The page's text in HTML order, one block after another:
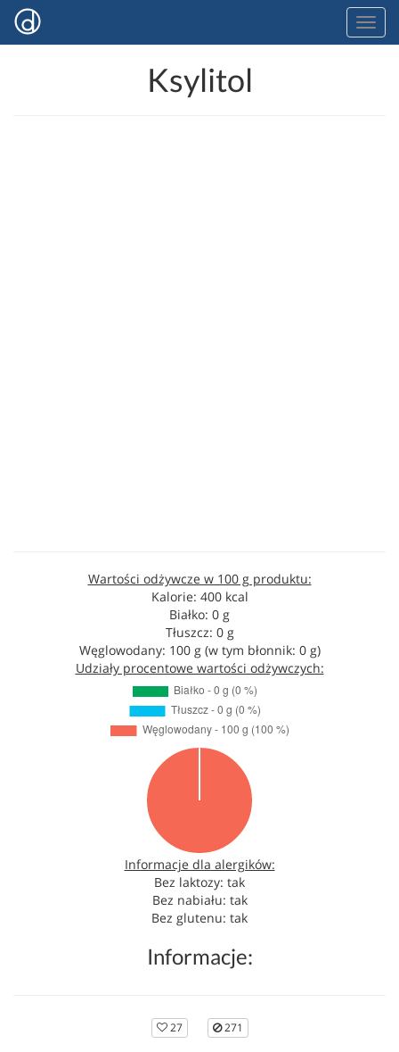
Ksylitol
Wartości odżywcze w 100 g produktu:
Kalorie: 400 kcal
Białko: 0 g
Tłuszcz: 0 g
Węglowodany: 100 g (w tym błonnik: 0 g)
Udziały procentowe wartości odżywczych:
Informacje dla alergików:
Bez laktozy: tak
Bez nabiału: tak
Bez glutenu: tak
Informacje:
27 271